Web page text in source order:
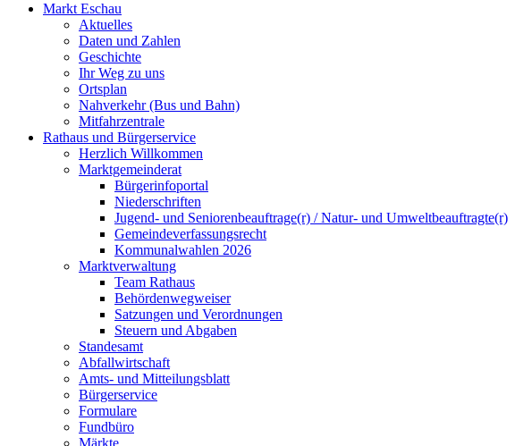
Markt Eschau
Aktuelles
Daten und Zahlen
Geschichte
Ihr Weg zu uns
Ortsplan
Nahverkehr (Bus und Bahn)
Mitfahrzentrale
Rathaus und Bürgerservice
Herzlich Willkommen
Marktgemeinderat
Bürgerinfoportal
Niederschriften
Jugend- und Seniorenbeauftrage(r) / Natur- und Umweltbeauftragte(r)
Gemeindeverfassungsrecht
Kommunalwahlen 2026
Marktverwaltung
Team Rathaus
Behördenwegweiser
Satzungen und Verordnungen
Steuern und Abgaben
Standesamt
Abfallwirtschaft
Amts- und Mitteilungsblatt
Bürgerservice
Formulare
Fundbüro
Märkte